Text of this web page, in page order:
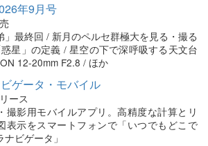
年9月号
」最終回 / 新月のペルセ群極大を見る・撮る
星」の定義 / 星空の下で深呼吸する天文台
12-20mm F2.8 / ほか
ゲータ・モバイル
ース
撮影用モバイルアプリ。高精度な計算とリ
表示をスマートフォンで「いつでもどこで
ビゲータ」